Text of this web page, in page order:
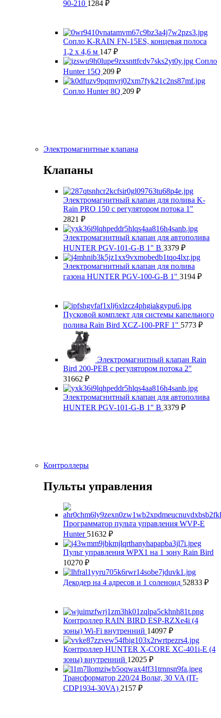
90-210 1284 ₽
Сопло K-RAIN FN-15ES, концевая полоса
1,2 x 4,6 м 147 ₽
Сопло
Hunter 15Q 209 ₽
Сопло Hunter 8Q 209 ₽
Электромагнитные клапана
Клапаны
Электромагнитный клапан для полива K-
Rain PRO 150 с регулятором потока 1"
2821 ₽
Электромагнитный клапан для автополива
HUNTER PGV-101-G-B 1" В 3379 ₽
Электромагнитный клапан для полива
газона HUNTER PGV-100-G-B 1" 3194 ₽
Пусковой комплект для системы капельного
полива Rain Bird XCZ-100-PRF 1" 5773 ₽
Электромагнитный клапан Rain
Bird 200-PEB с регулятором потока 2"
31662 ₽
Электромагнитный клапан для автополива
HUNTER PGV-101-G-B 1" В 3379 ₽
Контроллеры
Пульты управления
Программатор пульта управления WVP-Е
Hunter 51632 ₽
Пульт управления WPX1 на 1 зону Rain Bird
10270 ₽
Декодер на 4 адресов и 1 соленоид 52833 ₽
Контроллер RAIN BIRD ESP-RZXe4i (4
зоны) Wi-Fi внутренний 14097 ₽
Контроллер HUNTER X-CORE XC-401i-E (4
зоны) внутренний 12025 ₽
Трансформатор 220/24 Вольт, 30 VA (IT-
CDP1934-30VA) 2157 ₽